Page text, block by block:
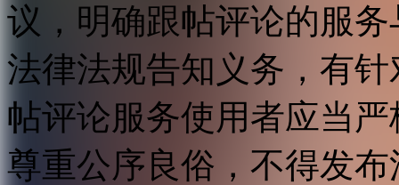
议，明确跟帖评论的服
法律法规告知义务，有
帖评论服务使用者应当
尊重公序良俗，不得发